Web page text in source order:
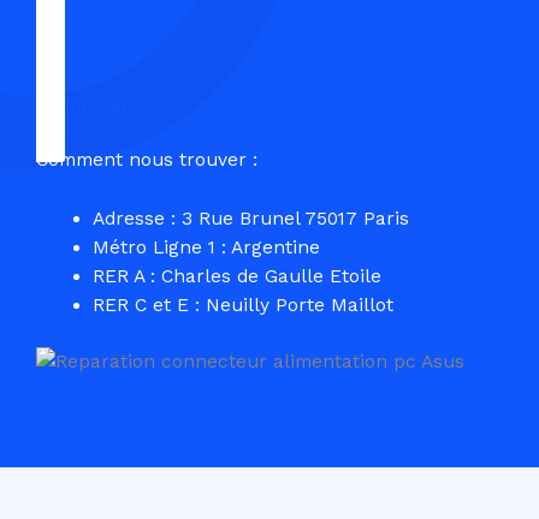
Comment nous trouver :
Adresse : 3 Rue Brunel 75017 Paris
Métro Ligne 1 : Argentine
RER A : Charles de Gaulle Etoile
RER C et E : Neuilly Porte Maillot